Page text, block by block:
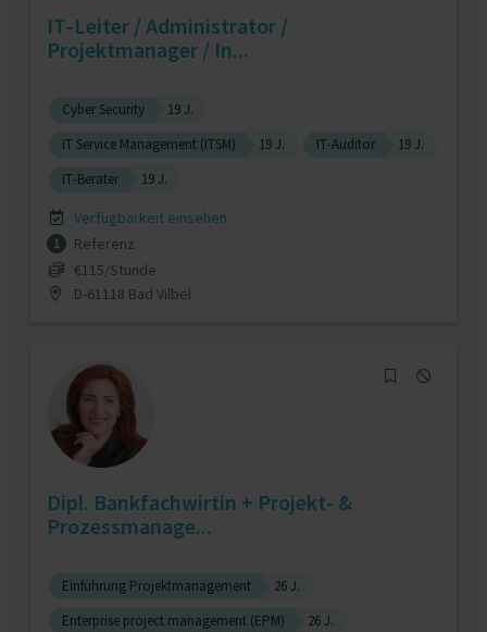
IT-Leiter / Administrator /
Projektmanager / In...
Cyber Security
19 J.
IT Service Management (ITSM)
19 J. IT-Auditor
19 J.
IT-Berater
19 J.
Verfügbarkeit einsehen
1
Referenz
€115/Stunde
D-61118 Bad Vilbel
Dipl. Bankfachwirtin + Projekt- &
Prozessmanage...
Einführung Projektmanagement
26 J.
Enterprise project management (EPM)
26 J.